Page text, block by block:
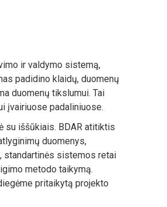
ir valdymo sistemą,
padidino klaidų, duomenų
duomenų tikslumui. Tai
įvairiuose padaliniuose.
su iššūkiais. BDAR atitiktis
duomenys,
standartinės sistemos retai
metodo taikymą.
pritaikytą projekto